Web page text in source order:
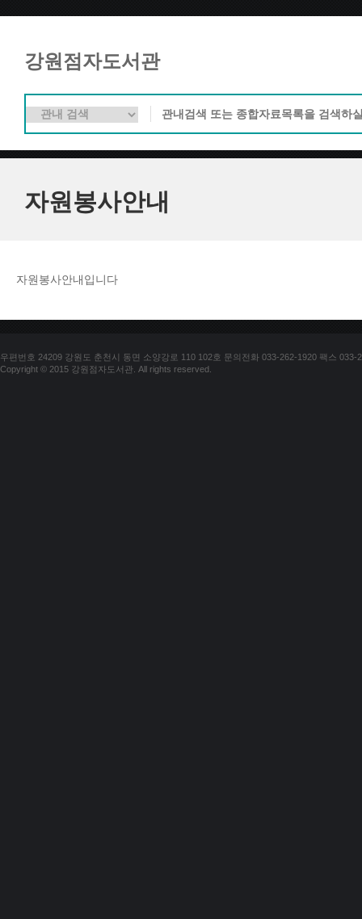
강원점자도서관
자원봉사안내
자원봉사안내입니다
우편번호 24209 강원도 춘천시 동면 소양강로 110 102호 문의전화 033-262-1920 팩스 033-
Copyright © 2015 강원점자도서관. All rights reserved.